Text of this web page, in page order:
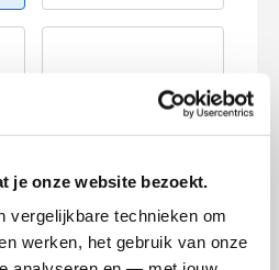
je onze website bezoekt.
vergelijkbare technieken om
werken, het gebruik van onze